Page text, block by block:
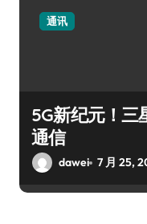
通讯
5G新纪元！三
通信
dawei 7 月 25,